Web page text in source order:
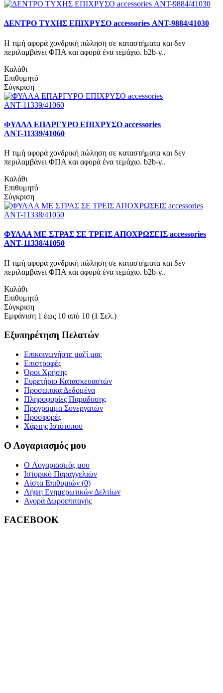
ΔΕΝΤΡΟ ΤΥΧΗΣ ΕΠΙΧΡΥΣΟ accessories ΑΝΤ-9884/41030
Η τιμή αφορά χονδρική πώληση σε καταστήματα και δεν
περιλαμβάνει ΦΠΑ και αφορά ένα τεμάχιο. b2b-γ..
Καλάθι
Επιθυμητό
Σύγκριση
ΦΥΛΛΑ ΕΠΑΡΓΥΡΟ ΕΠΙΧΡΥΣΟ accessories
ΑΝΤ-11339/41060
Η τιμή αφορά χονδρική πώληση σε καταστήματα και δεν
περιλαμβάνει ΦΠΑ και αφορά ένα τεμάχιο. b2b-γ..
Καλάθι
Επιθυμητό
Σύγκριση
ΦΥΛΛΑ ΜΕ ΣΤΡΑΣ ΣΕ ΤΡΕΙΣ ΑΠΟΧΡΩΣΕΙΣ accessories
ΑΝΤ-11338/41050
Η τιμή αφορά χονδρική πώληση σε καταστήματα και δεν
περιλαμβάνει ΦΠΑ και αφορά ένα τεμάχιο. b2b-γ..
Καλάθι
Επιθυμητό
Σύγκριση
Εμφάνιση 1 έως 10 από 10 (1 Σελ.)
Εξυπηρέτηση Πελατών
Επικοινωνήστε μαζί μας
Επιστροφές
Όροι Χρήσης
Ευρετήριο Κατασκευαστών
Προσωπικά Δεδομένα
Πληροφορίες Παραδοσης
Πρόγραμμα Συνεργατών
Προσφορές
Χάρτης Ιστότοπου
Ο Λογαριασμός μου
O Λογαριασμός μου
Ιστορικό Παραγγελιών
Λίστα Επιθυμιών (0)
Λήψη Ενημερωτικών Δελτίων
Αγορά Δωροεπιταγής
FACEBOOK